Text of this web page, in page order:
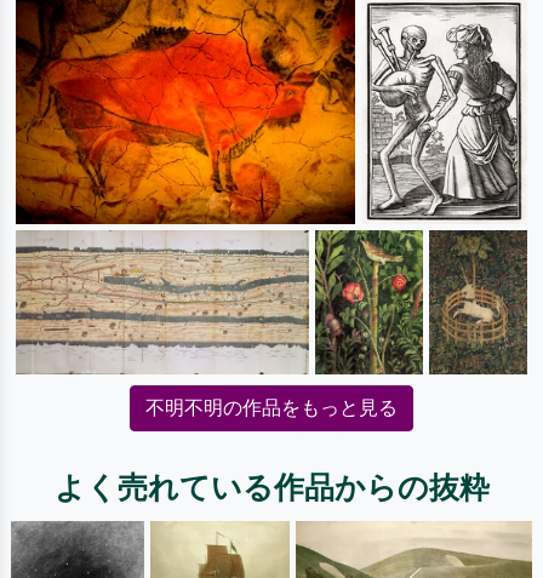
不明不明の作品をもっと見る
よく売れている作品からの抜粋